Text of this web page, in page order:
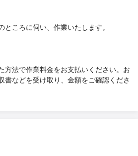
ところに伺い、作業いたします。
方法で作業料金をお支払いください。お
書などを受け取り、金額をご確認くださ